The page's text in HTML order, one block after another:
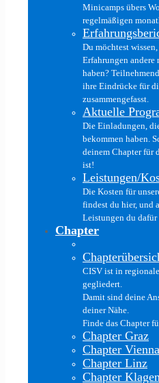
Minicamps übers
regelmäßigen
Du möchtest
Erfahrungen andere
haben?
ihre Eindrücke für
zusammengefasst.
Aktuelle
Die Einladungen,
bekommen haben.
deinem Chapter für
ist!
Leistungen/
Die Kosten für
findest du hier, und
Leistungen du dafür
Chapter
CISV ist in
gegliedert.
Damit sind deine
deiner Nähe.
Finde das Chapter
Chapter Graz
Chapter Vienna
Chapter Linz
Chapter